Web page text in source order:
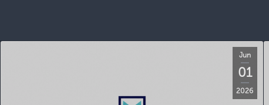
Jun
01
2026